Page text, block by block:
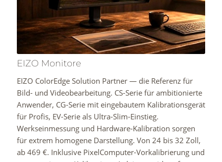
EIZO Monitore
EIZO ColorEdge Solution Partner — die Referenz für
Bild- und Videobearbeitung. CS-Serie für ambitionierte
Anwender, CG-Serie mit eingebautem Kalibrationsgerät
für Profis, EV-Serie als Ultra-Slim-Einstieg.
Werkseinmessung und Hardware-Kalibration sorgen
für extrem homogene Darstellung. Von 24 bis 32 Zoll,
ab 469 €. Inklusive PixelComputer-Vorkalibrierung und